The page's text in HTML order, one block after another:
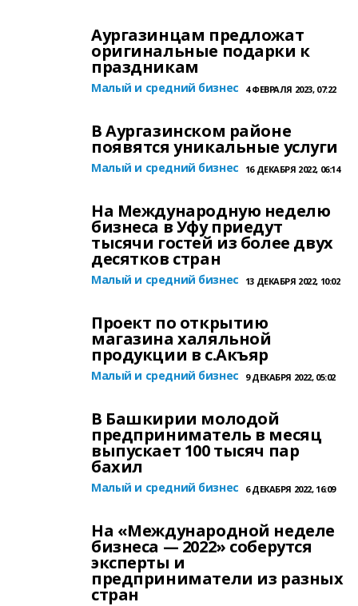
Аургазинцам предложат
оригинальные подарки к
праздникам
Малый и средний бизнес 4 ФЕВРАЛЯ 2023, 07:22
В Аургазинском районе
появятся уникальные услуги
Малый и средний бизнес 16 ДЕКАБРЯ 2022, 06:14
На Международную неделю
бизнеса в Уфу приедут
тысячи гостей из более двух
десятков стран
Малый и средний бизнес 13 ДЕКАБРЯ 2022, 10:02
Проект по открытию
магазина халяльной
продукции в с.Акъяр
Малый и средний бизнес 9 ДЕКАБРЯ 2022, 05:02
В Башкирии молодой
предприниматель в месяц
выпускает 100 тысяч пар
бахил
Малый и средний бизнес 6 ДЕКАБРЯ 2022, 16:09
На «Международной неделе
бизнеса — 2022» соберутся
эксперты и
предприниматели из разных
стран